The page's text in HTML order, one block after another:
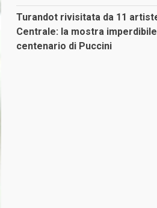
Turandot rivisitata da 11
Centrale: la mostra
centenario di Puccini